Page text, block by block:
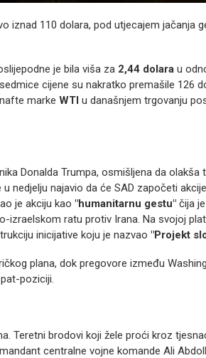
iznad 110 dolara, pod utjecajem jačanja
je bila viša za 2,44 dolara u
cijene su nakratko premašile 126
marke WTI u današnjem trgovanju
Donalda Trumpa, osmišljena da olakša
nedjelju najavio da će SAD započeti
je akciju kao "humanitarnu gestu" čija
izraelskom ratu protiv Irana. Na svojoj
inicijative koju je nazvao "Projekt
plana, dok pregovore između
poziciji.
Teretni brodovi koji žele proći kroz
centralne vojne komande Ali